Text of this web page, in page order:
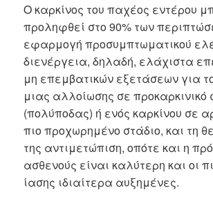
Ο καρκίνος του παχέος εντέρου
προληφθεί στο 90% των
εφαρμογή προσυμπτωματικού
διενέργεια, δηλαδή, ελάχιστα
μη επεμβατικών εξετάσεων για
μιας αλλοίωσης σε προκαρκινικό
(πολύποδας) ή ενός καρκίνου σε
πιο προχωρημένο στάδιο, και τη
της αντιμετώπιση, οπότε και η
ασθενούς είναι καλύτερη και οι
ίασης ιδιαίτερα αυξημένες.